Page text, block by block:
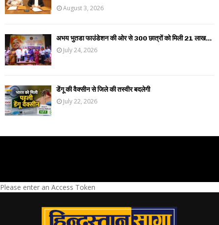
August 3, 2026
अभय भुतडा फाउंडेशन की ओर से 300 छात्रों को मिली 21 लाख...
July 24, 2026
डेंगू की वैक्सीन से जिले की तस्वीर बदलेगी
July 22, 2026
Please enter an Access Token